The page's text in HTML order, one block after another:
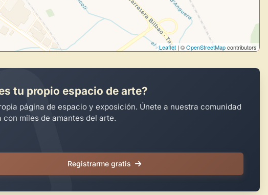
Leaflet | ©OpenStreetMapcontributors
tu propio espacio de arte?
página de espacio y exposición. Únete a nuestra comunidad
con miles de amantes del arte.
Registrarme gratis